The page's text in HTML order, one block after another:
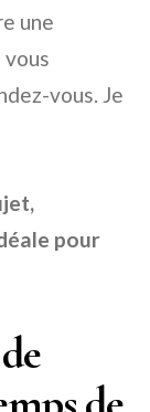
une
vous. Je
pour